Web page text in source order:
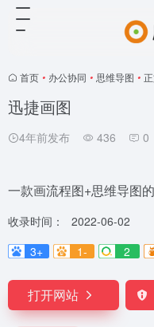
首页 • 办公协同 • 思维导图 •
迅捷画图
4年前发布 436 0
一款画流程图+思维导图的
收录时间：
2022-06-02
3+
1- 2
打开网站